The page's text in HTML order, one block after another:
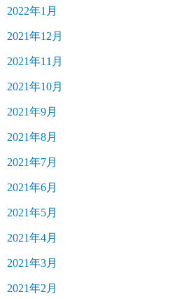
2022年1月
2021年12月
2021年11月
2021年10月
2021年9月
2021年8月
2021年7月
2021年6月
2021年5月
2021年4月
2021年3月
2021年2月